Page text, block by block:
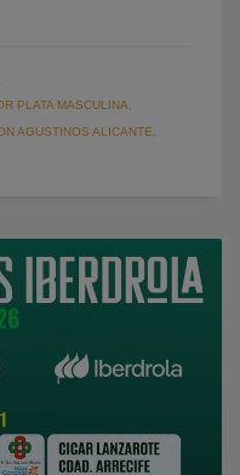
PLATA MASCULINA
AGUSTINOS ALICANTE